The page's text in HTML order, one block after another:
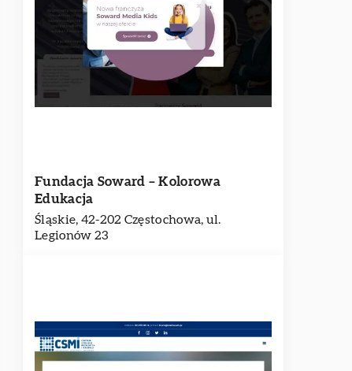
Fundacja Soward – Kolorowa
Edukacja
Śląskie, 42-202 Częstochowa, ul.
Legionów 23